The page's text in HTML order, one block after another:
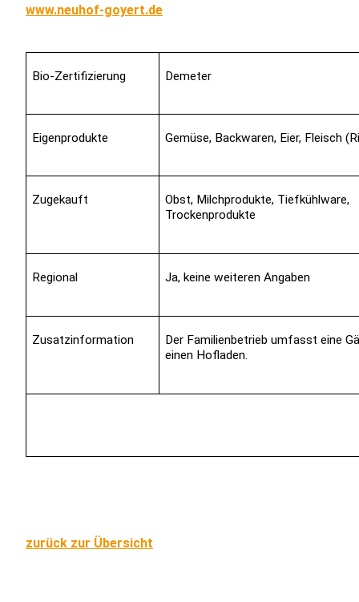
www.neuhof-goyert.de
Bio-Zertifizierung Demeter
Eigenprodukte Gemüse, Backwaren, Eier, Fleisch
Zugekauft
Obst, Milchprodukte, Tiefkühlware,
Trockenprodukte
Regional Ja, keine weiteren Angaben
Zusatzinformation
Der Familienbetrieb umfasst eine
einen Hofladen.
zurück zur Übersicht